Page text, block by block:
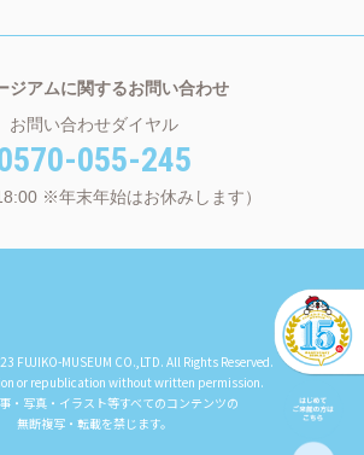
ジアムに関するお問い合わせ
お問い合わせダイヤル
055-245
※年末年始はお休みします）
FUJIKO-MUSEUM CO.,LTD. All Rights Reserved.
or republication without written permission.
・写真・イラスト等すべてのコンテンツの
無断複写・転載を禁じます。